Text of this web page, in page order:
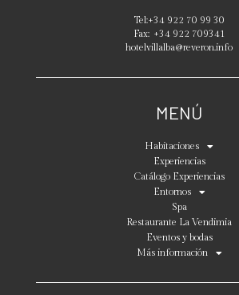
Tel:+34 922 70 99 30
Fax: +34 922 709341
hotelvillalba@reveron.info
MENÚ
Habitaciones
Experiencias
Catálogo Experiencias
Entornos
Spa
Restaurante La Vendimia
Eventos y bodas
Más información